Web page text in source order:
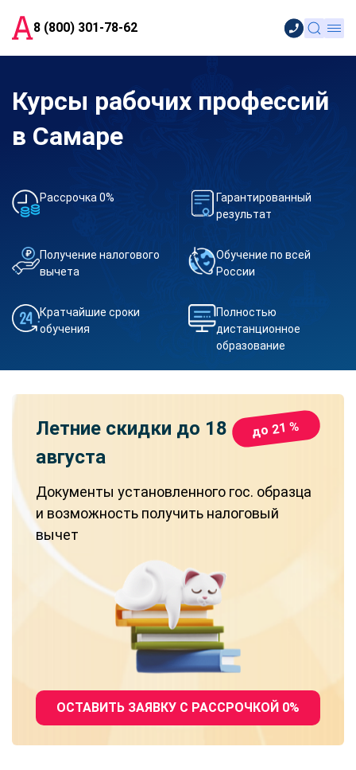
8 (800) 301-78-62
Курсы рабочих профессий
в Самаре
Рассрочка 0%
Гарантированный
результат
Получение налогового
вычета
Обучение по всей
России
Кратчайшие сроки
обучения
Полностью
дистанционное
образование
Летние скидки до 18
августа
до 21 %
Документы установленного гос. образца
и возможность получить налоговый
вычет
ОСТАВИТЬ ЗАЯВКУ С РАССРОЧКОЙ 0%